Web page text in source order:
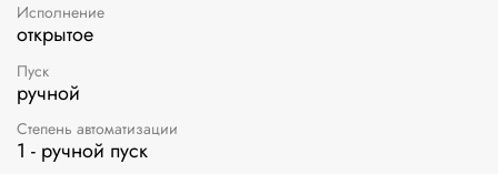
Исполнение
открытое
Пуск
ручной
Степень автоматизации
1 - ручной пуск